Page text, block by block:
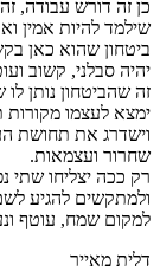
כן זה דורש עבודה,
שילמד להיות אמין
ביטחון שהוא כאן
יהיה סבלני, קשוב
זה שהביטחון נותן לו
ימצא לעצמו מקורות
וישדרג את תחושת
שחרור ועצמאות.
רק ככה יצליחו שתי
ולמתקשים להגיע
למקום שמח, עוטף
דלית מאייר